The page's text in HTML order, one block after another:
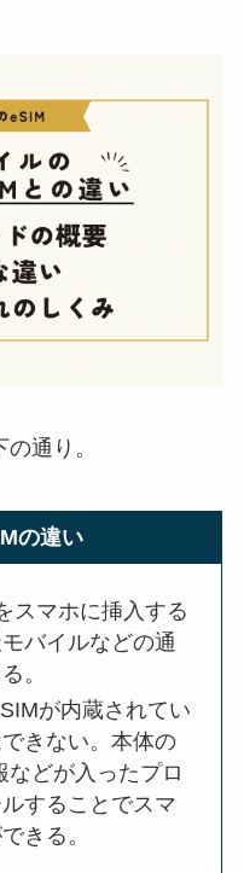
通り。
の違い
スマホに挿入する
バイルなどの通
。
が内蔵されてい
きない。本体の
どが入ったプロ
することでスマ
きる。